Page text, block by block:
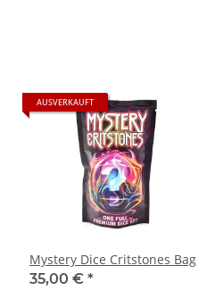
AUSVERKAUFT
Mystery Dice Critstones Bag
35,00 € *